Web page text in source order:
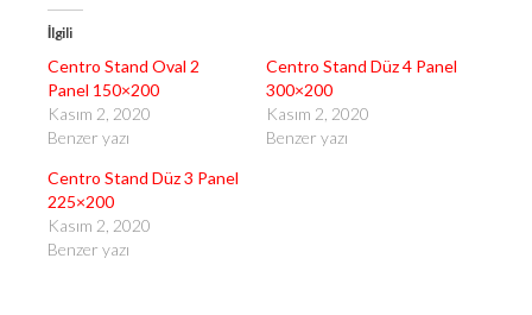
İlgili
Centro Stand Oval 2
Panel 150×200
Kasım 2, 2020
Benzer yazı
Centro Stand Düz 4 Panel
300×200
Kasım 2, 2020
Benzer yazı
Centro Stand Düz 3 Panel
225×200
Kasım 2, 2020
Benzer yazı